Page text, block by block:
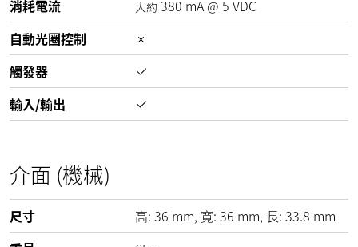
消耗電流
大約 380 mA@ 5 VDC
自動光圈控制
觸發器
輸入/輸出
介面 (機械)
尺寸 高: 36 mm, 寬: 36 mm, 長: 33.8 mm